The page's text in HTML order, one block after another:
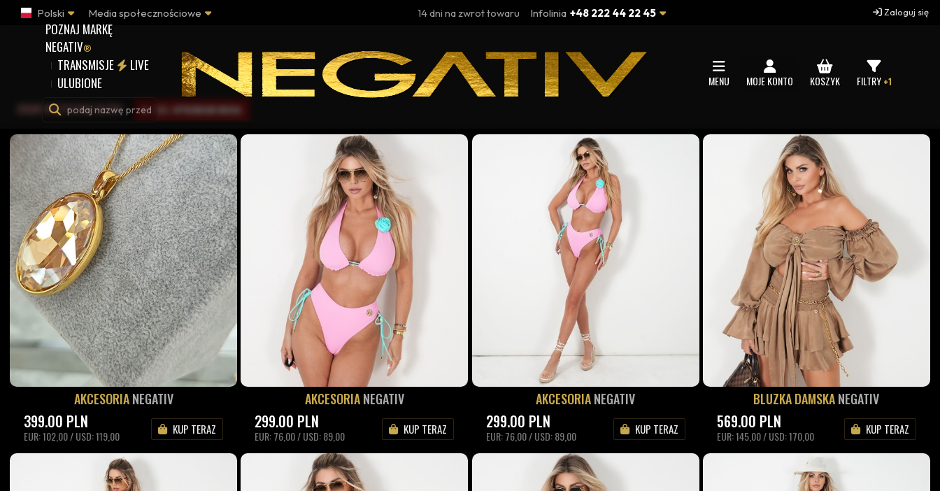
Polski Media społecznościowe 14 dni na zwrot towaru Infolinia +48 222 44 22 45 Zaloguj się
POZNAJ MARKĘ
NEGATIV®
TRANSMISJE
LIVE
ULUBIONE
MENU MOJE KONTO KOSZYK FILTRY +1
USUŃ WSZYSTKIE FILTRY #PREMIUM MODA
AKCESORIANEGATIV
399.00 PLN
EUR: 102,00 / USD: 119,00 KUP TERAZ
AKCESORIANEGATIV
299.00 PLN
EUR: 76,00 / USD: 89,00 KUP TERAZ
AKCESORIANEGATIV
299.00 PLN
EUR: 76,00 / USD: 89,00 KUP TERAZ
BLUZKA DAMSKANEGATIV
569.00 PLN
EUR: 145,00 / USD: 170,00 KUP TERAZ